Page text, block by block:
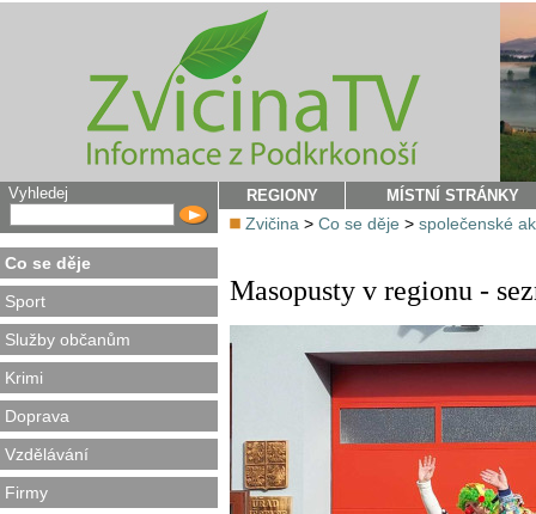
Vyhledej
Co se děje
Sport
Služby občanům
Krimi
Doprava
Vzdělávání
Firmy
REGIONY MÍSTNÍ STRÁNKY
Zvičina > Co se děje > společenské
Masopusty v regionu -